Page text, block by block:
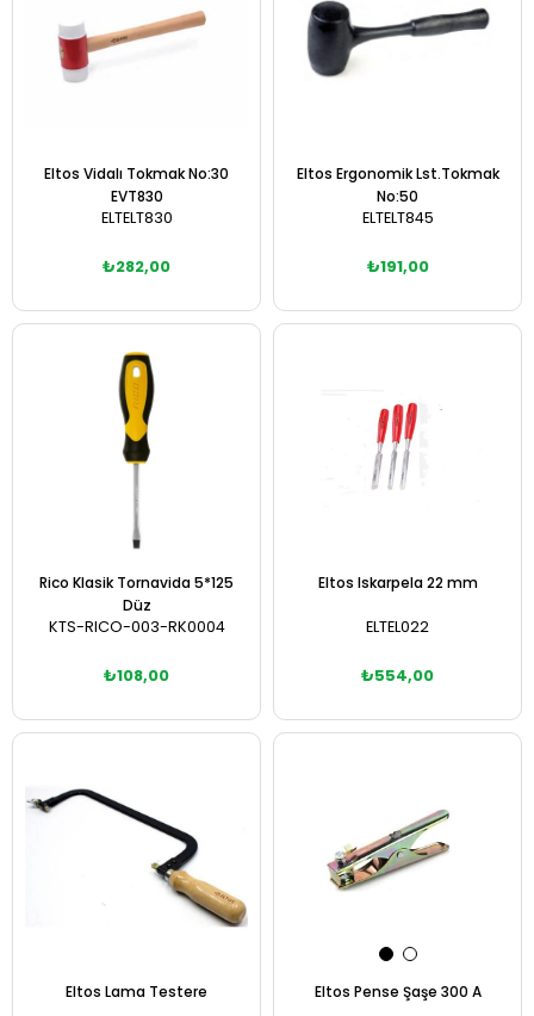
Eltos Vidalı Tokmak No:30
EVT830
ELTELT830
₺282,00
Eltos Ergonomik Lst.Tokmak
No:50
ELTELT845
₺191,00
Rico Klasik Tornavida 5*125
Düz
KTS-RICO-003-RK0004
₺108,00
Eltos Iskarpela 22 mm
ELTEL022
₺554,00
Eltos Lama Testere Eltos Pense Şaşe 300 A